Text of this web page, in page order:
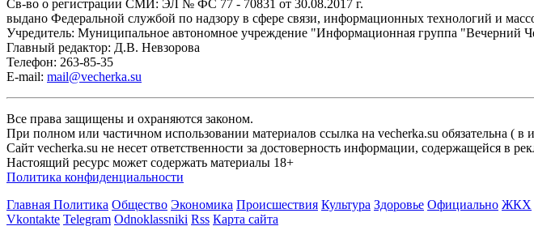
Cв-во о регистрации СМИ: ЭЛ № ФС 77 - 70831 от 30.08.2017 г.
выдано Федеральной службой по надзору в сфере связи, информационных технологий и
Учредитель: Муниципальное автономное учреждение "Информационная группа "Вечерний
Главный редактор: Д.В. Невзорова
Телефон: 263-85-35
E-mail: mail@vecherka.su
Все права защищены и охраняются законом.
При полном или частичном использовании материалов ссылка на vecherka.su обязательна ( в
Сайт vecherka.su не несет ответственности за достоверность информации, содержащейся в
Настоящий ресурс может содержать материалы 18+
Политика конфиденциальности
Главная Политика Общество Экономика Происшествия Культура Здоровье Официально ЖКХ
Vkontakte Telegram Odnoklassniki Rss Карта сайта